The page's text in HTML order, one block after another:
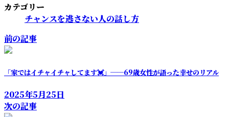
カテゴリー
チャンスを逃さない人の話し方
前の記事
「家ではイチャイチャしてます💓」──69歳女性が語った幸せのリアル
2025年5月25日
次の記事